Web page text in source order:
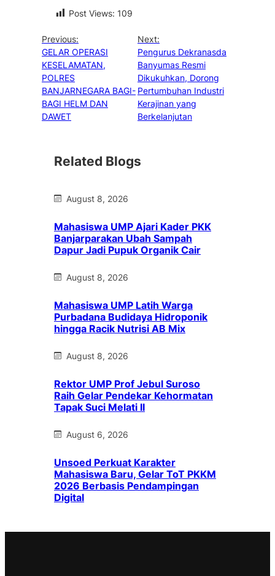
Post Views: 109
Previous:
GELAR OPERASI
KESELAMATAN,
POLRES
BANJARNEGARA BAGI-
BAGI HELM DAN
DAWET
Next:
Pengurus Dekranasda
Banyumas Resmi
Dikukuhkan, Dorong
Pertumbuhan Industri
Kerajinan yang
Berkelanjutan
Related Blogs
August 8, 2026
Mahasiswa UMP Ajari Kader PKK
Banjarparakan Ubah Sampah
Dapur Jadi Pupuk Organik Cair
August 8, 2026
Mahasiswa UMP Latih Warga
Purbadana Budidaya Hidroponik
hingga Racik Nutrisi AB Mix
August 8, 2026
Rektor UMP Prof Jebul Suroso
Raih Gelar Pendekar Kehormatan
Tapak Suci Melati II
August 6, 2026
Unsoed Perkuat Karakter
Mahasiswa Baru, Gelar ToT PKKM
2026 Berbasis Pendampingan
Digital